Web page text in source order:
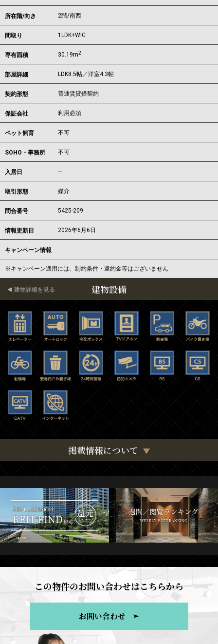
所在階/向き 2階/南西
間取り 1LDK+WIC
専有面積 30.19m2
部屋詳細 LDK8.5帖／洋室4.3帖
契約形態 普通賃貸借契約
保証会社 利用必須
ペット飼育 不可
SOHO・事務所 不可
入居日 ---
取引形態 媒介
問合番号 5425-209
情報更新日 2026年6月6日
キャンペーン情報
※キャンペーン適用には、制約条件・違約金等はございません
建物設備
建物詳細を見る
掲載情報について
この物件のお問い合わせはこちらから
お問い合わせ